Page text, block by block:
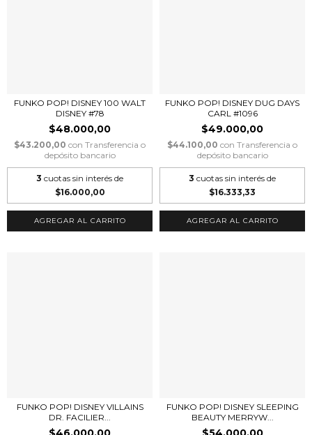
FUNKO POP! DISNEY 100 WALT
DISNEY #78
$48.000,00
$43.200,00 con Transferencia o
depósito bancario
3 cuotas sin interés de
$16.000,00
FUNKO POP! DISNEY DUG DAYS
CARL #1096
$49.000,00
$44.100,00 con Transferencia o
depósito bancario
3 cuotas sin interés de
$16.333,33
FUNKO POP! DISNEY VILLAINS
DR. FACILIER...
FUNKO POP! DISNEY SLEEPING
BEAUTY MERRYW...